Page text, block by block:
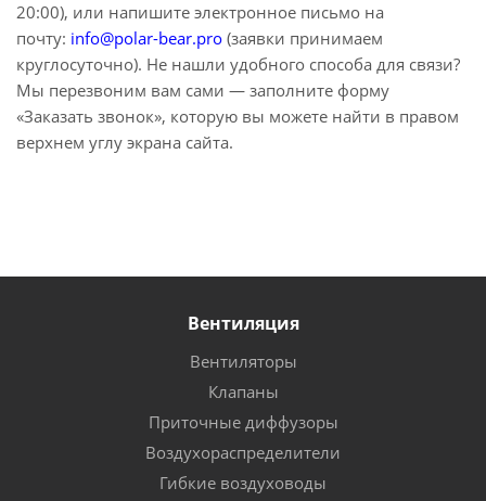
20:00), или напишите электронное письмо на
почту: info@polar-bear.pro (заявки принимаем
круглосуточно). Не нашли удобного способа для связи?
Мы перезвоним вам сами — заполните форму
«Заказать звонок», которую вы можете найти в правом
верхнем углу экрана сайта.
Вентиляция
Вентиляторы
Клапаны
Приточные диффузоры
Воздухораспределители
Гибкие воздуховоды